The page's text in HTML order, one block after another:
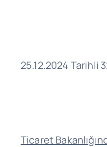
25.12.2024 Tarihli
Ticaret